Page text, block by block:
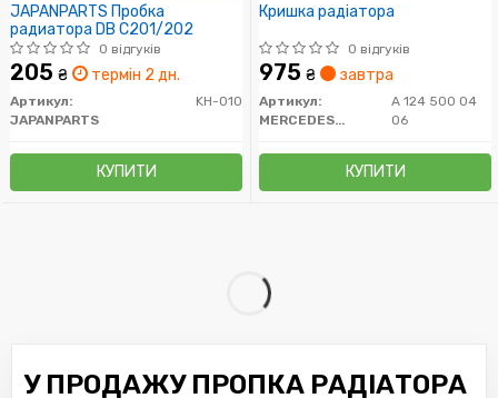
JAPANPARTS Пробка
радиатора DB C201/202
0 відгуків
205 ₴ термін 2 дн.
Артикул:
KH-010
JAPANPARTS
КУПИТИ
Кришка радіатора
0 відгуків
975 ₴ завтра
Артикул:
A 124 500 04
06
MERCEDES-BENZ
КУПИТИ
У ПРОДАЖУ ПРОПКА РАДІАТОРА